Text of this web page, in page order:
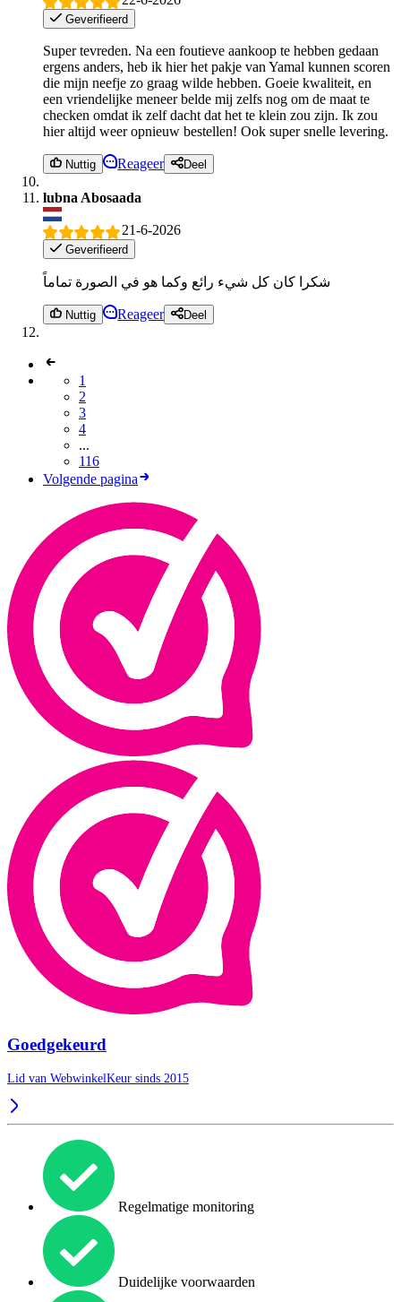
Geverifieerd
Super tevreden. Na een foutieve aankoop te hebben gedaan
ergens anders, heb ik hier het pakje van Yamal kunnen scoren
die mijn neefje zo graag wilde hebben. Goeie kwaliteit, en
een vriendelijke meneer belde mij zelfs nog om de maat te
checken omdat ik zelf dacht dat het te klein zou zijn. Ik zou
hier altijd weer opnieuw bestellen! Ook super snelle levering.
Nuttig Reageer Deel
lubna Abosaada
21-6-2026
Geverifieerd
شكرا كان كل شيء رائع وكما هو في الصورة تماماً
Nuttig Reageer Deel
1
2
3
4
...
116
Volgende pagina
Goedgekeurd
Lid van WebwinkelKeur sinds 2015
Regelmatige monitoring
Duidelijke voorwaarden